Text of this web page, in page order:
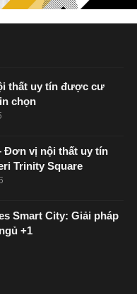
thất uy tín được cư
chọn
Đơn vị nội thất uy tín
Trinity Square
Smart City: Giải pháp
+1